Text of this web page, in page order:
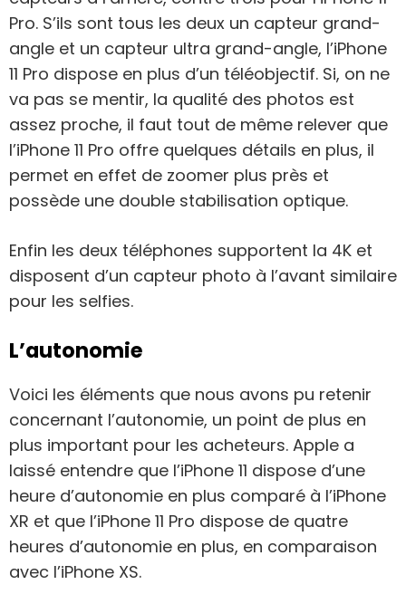
Pro. S’ils sont tous les deux un capteur grand-
angle et un capteur ultra grand-angle, l’iPhone
11 Pro dispose en plus d’un téléobjectif. Si, on ne
va pas se mentir, la qualité des photos est
assez proche, il faut tout de même relever que
l’iPhone 11 Pro offre quelques détails en plus, il
permet en effet de zoomer plus près et
possède une double stabilisation optique.
Enfin les deux téléphones supportent la 4K et
disposent d’un capteur photo à l’avant similaire
pour les selfies.
L’autonomie
Voici les éléments que nous avons pu retenir
concernant l’autonomie, un point de plus en
plus important pour les acheteurs. Apple a
laissé entendre que l’iPhone 11 dispose d’une
heure d’autonomie en plus comparé à l’iPhone
XR et que l’iPhone 11 Pro dispose de quatre
heures d’autonomie en plus, en comparaison
avec l’iPhone XS.